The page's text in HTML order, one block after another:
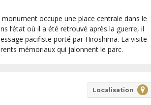
monument occupe une place centrale dans le
l’état où il a été retrouvé après la guerre, il
pacifiste porté par Hiroshima. La visite
mémoriaux qui jalonnent le parc.
Localisation